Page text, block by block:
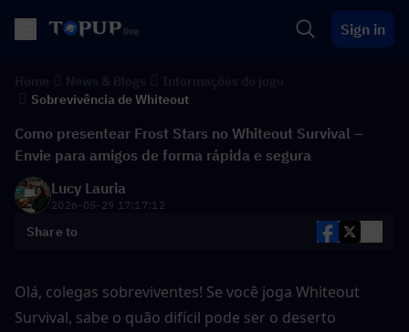
Sign in
Sobrevivência de Whiteout
Como presentear Frost Stars no Whiteout Survival –
Envie para amigos de forma rápida e segura
Lucy Lauria
2026-05-29 17:17:12
Share to
Olá, colegas sobreviventes! Se você joga Whiteout
Survival, sabe o quão difícil pode ser o deserto